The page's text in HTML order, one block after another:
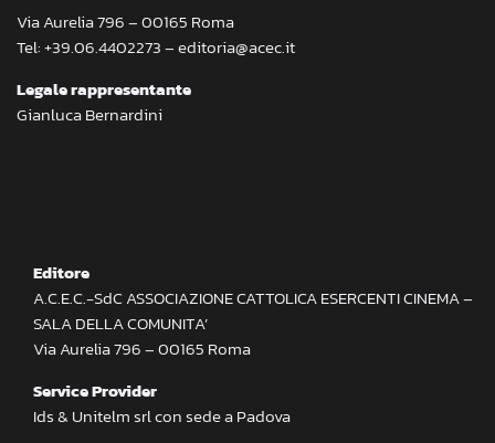
Via Aurelia 796 – 00165 Roma
Tel: +39.06.4402273 – editoria@acec.it
Legale rappresentante
Gianluca Bernardini
Editore
A.C.E.C.-SdC ASSOCIAZIONE CATTOLICA ESERCENTI CINEMA –
SALA DELLA COMUNITA’
Via Aurelia 796 – 00165 Roma
Service Provider
Ids & Unitelm srl con sede a Padova